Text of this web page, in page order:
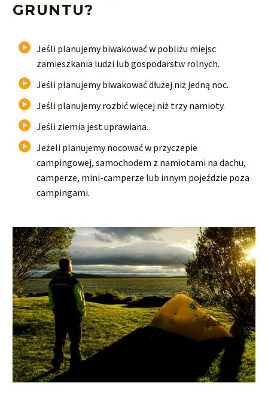
GRUNTU?
Jeśli planujemy biwakować w pobliżu miejsc
zamieszkania ludzi lub gospodarstw rolnych.
Jeśli planujemy biwakować dłużej niż jedną noc.
Jeśli planujemy rozbić więcej niż trzy namioty.
Jeśli ziemia jest uprawiana.
Jeżeli planujemy nocować w przyczepie
campingowej, samochodem z namiotami na dachu,
camperze, mini-camperze lub innym pojeździe poza
campingami.